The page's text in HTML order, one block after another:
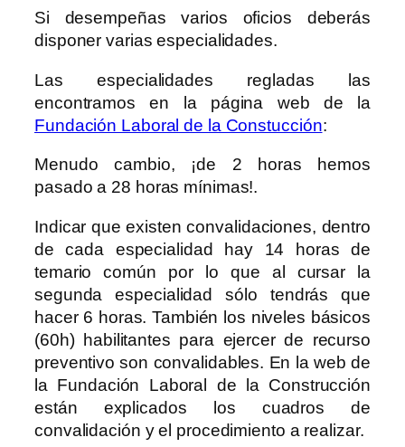
Si desempeñas varios oficios deberás
disponer varias especialidades.
Las especialidades regladas las
encontramos en la página web de la
Fundación Laboral de la Constucción:
Menudo cambio, ¡de 2 horas hemos
pasado a 28 horas mínimas!.
Indicar que existen convalidaciones, dentro
de cada especialidad hay 14 horas de
temario común por lo que al cursar la
segunda especialidad sólo tendrás que
hacer 6 horas. También los niveles básicos
(60h) habilitantes para ejercer de recurso
preventivo son convalidables. En la web de
la Fundación Laboral de la Construcción
están explicados los cuadros de
convalidación y el procedimiento a realizar.